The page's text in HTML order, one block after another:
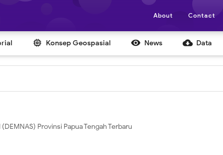
About Contact
 Konsep Geospasial  News cloud_download Data
Provinsi Papua Tengah Terbaru